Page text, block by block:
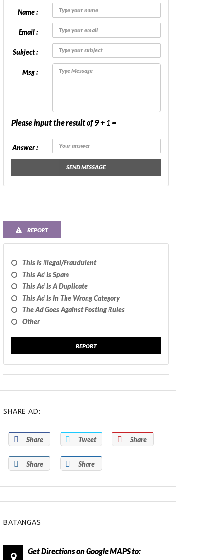
Name :
Email :
Subject :
Msg :
Please input the result of 9 + 1 =
Answer :
SEND MESSAGE
REPORT
This Is Illegal/fraudulent
This Ad Is Spam
This Ad Is A Duplicate
This Ad Is In The Wrong Category
The Ad Goes Against Posting Rules
Other
REPORT
SHARE AD:
Share Tweet Share
Share Share
BATANGAS
Get Directions on Google MAPS to: